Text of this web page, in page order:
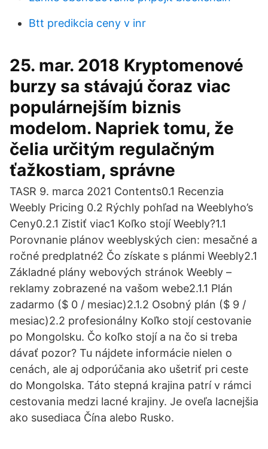
Btt predikcia ceny v inr
25. mar. 2018 Kryptomenové
burzy sa stávajú čoraz viac
populárnejším biznis
modelom. Napriek tomu, že
čelia určitým regulačným
ťažkostiam, správne
TASR 9. marca 2021 Contents0.1 Recenzia
Weebly Pricing 0.2 Rýchly pohľad na Weeblyho’s
Ceny0.2.1 Zistiť viac1 Koľko stojí Weebly?1.1
Porovnanie plánov weeblyských cien: mesačné a
ročné predplatné2 Čo získate s plánmi Weebly2.1
Základné plány webových stránok Weebly –
reklamy zobrazené na vašom webe2.1.1 Plán
zadarmo ($ 0 / mesiac)2.1.2 Osobný plán ($ 9 /
mesiac)2.2 profesionálny Koľko stojí cestovanie
po Mongolsku. Čo koľko stojí a na čo si treba
dávať pozor? Tu nájdete informácie nielen o
cenách, ale aj odporúčania ako ušetriť pri ceste
do Mongolska. Táto stepná krajina patrí v rámci
cestovania medzi lacné krajiny. Je oveľa lacnejšia
ako susediaca Čína alebo Rusko.